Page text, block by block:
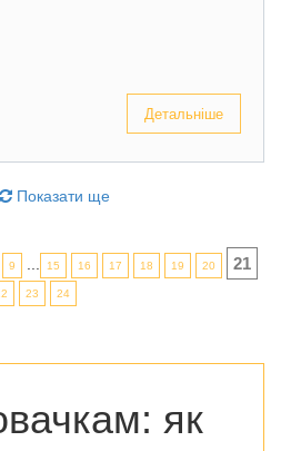
Детальніше
Показати ще
9 15 16 17 18 19 20 21
23 24
як